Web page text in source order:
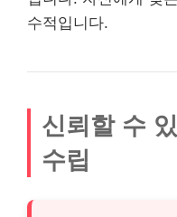
수적입니다.
신뢰할 수
수립